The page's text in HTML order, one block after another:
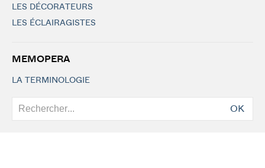
LES DÉCORATEURS
LES ÉCLAIRAGISTES
MEMOPERA
LA TERMINOLOGIE
OK